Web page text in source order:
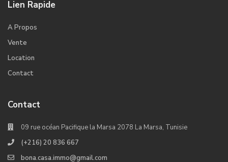
Lien Rapide
A Propos
Vente
Location
Contact
Contact
09 rue océan Pacifique la Marsa 2078 La Marsa, Tunisie
(+216) 20 836 667
bona.casa.immo@gmail.com